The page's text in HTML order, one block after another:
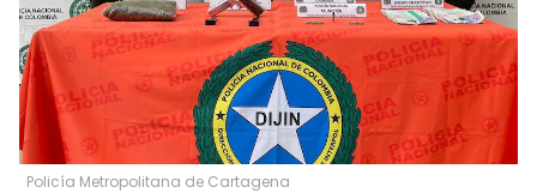
Policía Metropolitana de Cartagena